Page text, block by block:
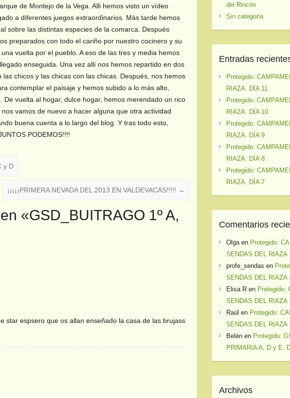
de Montejo de la Vega. Alli hemos visto un vídeo
a diferentes juegos extraordinarios. Más tarde hemos
sobre las distintas especies de la comarca. Después
preparados con todo el cariño por nuestro cocinero y su
vuelta por el pueblo. A eso de las tres y media hemos
enseguida. Una vez allí nos hemos repartido en dos
chicos y las chicas con las chicas. Después, nos hemos
contemplar el paisaje y hemos subido a lo más alto,
De vuelta al hogar, dulce hogar, hemos merendado un rico
vamos de nuevo a hacer alguna que otra actividad
buena cuenta a lo largo del blog. Y tras todo esto,
PODEMOS!!!!
y D
¡¡¡¡¡PRIMERA NEVADA DEL 2013 EN VALDEVACAS!!!!! →
«GSD_BUITRAGO 1º A,
star espsero que os allan enseñado la casa de las brujass
del Rincón
Sin categoria
Entradas
Protegido:
RIAZA. DÍA 11
Protegido:
RIAZA. DÍA 10
Protegido:
RIAZA. DÍA 9
Protegido:
RIAZA. DÍA 8
Protegido:
RIAZA. DÍA 7
Comentarios
Olgaen Protegido:
SENDAS DEL
profe_sendas en
SENDAS DEL RIAZA.
Elisa Ren Protegido:
SENDAS DEL RIAZA.
Raúl en Protegido:
SENDAS DEL RIAZA.
Belénen Protegido:
PRIMARIA A, D y E.
Archivos